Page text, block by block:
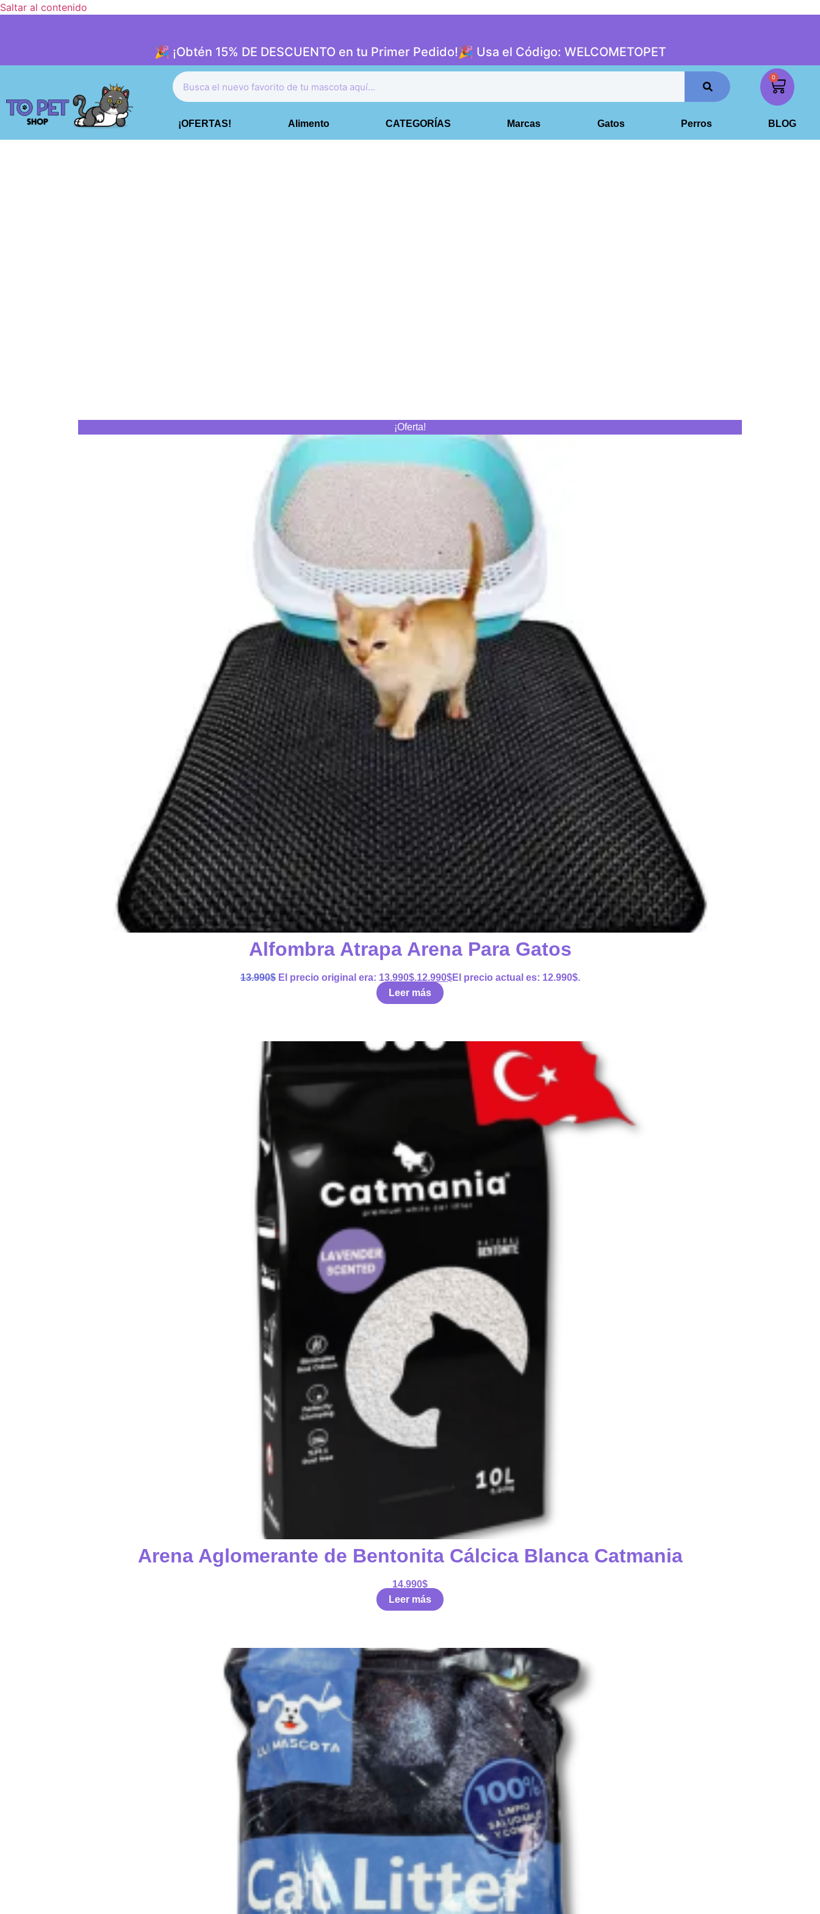
Saltar al contenido
🎉 ¡Obtén 15% DE DESCUENTO en tu Primer Pedido!🎉 Usa el Código: WELCOMETOPET
0
¡OFERTAS! Alimento CATEGORÍAS Marcas Gatos Perros BLOG
¡Oferta!
Alfombra Atrapa Arena Para Gatos
13.990$ El precio original era: 13.990$.12.990$El precio actual es: 12.990$.
Leer más
Arena Aglomerante de Bentonita Cálcica Blanca Catmania
14.990$
Leer más